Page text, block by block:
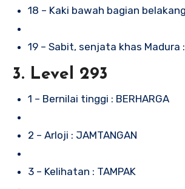
18 – Kaki bawah bagian
19 – Sabit, senjata khas Madura :
3. Level 293
1 – Bernilai tinggi : BERHARGA
2 – Arloji : JAMTANGAN
3 – Kelihatan : TAMPAK